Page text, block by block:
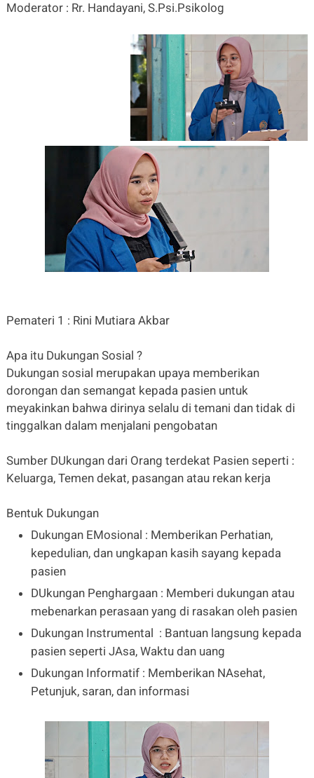
Moderator : Rr. Handayani, S.Psi.Psikolog
Pemateri 1 : Rini Mutiara Akbar
Apa itu Dukungan Sosial ?
Dukungan sosial merupakan upaya memberikan
dorongan dan semangat kepada pasien untuk
meyakinkan bahwa dirinya selalu di temani dan tidak di
tinggalkan dalam menjalani pengobatan
Sumber DUkungan dari Orang terdekat Pasien seperti :
Keluarga, Temen dekat, pasangan atau rekan kerja
Bentuk Dukungan
Dukungan EMosional : Memberikan Perhatian,
kepedulian, dan ungkapan kasih sayang kepada
pasien
DUkungan Penghargaan : Memberi dukungan atau
mebenarkan perasaan yang di rasakan oleh pasien
Dukungan Instrumental : Bantuan langsung kepada
pasien seperti JAsa, Waktu dan uang
Dukungan Informatif : Memberikan NAsehat,
Petunjuk, saran, dan informasi